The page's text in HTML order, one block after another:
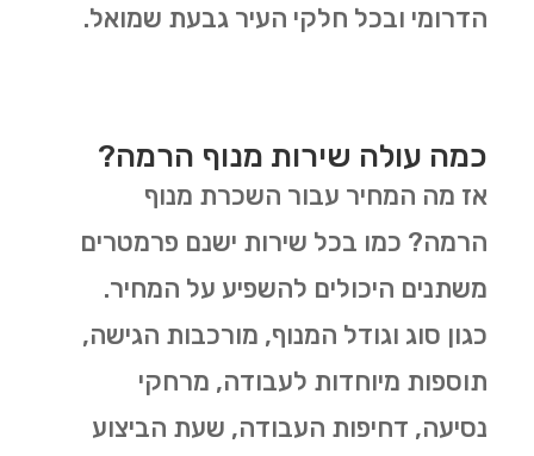
הדרומי ובכל חלקי העיר גבעת שמואל.
כמה עולה שירות מנוף הרמה?
אז מה המחיר עבור השכרת מנוף
הרמה? כמו בכל שירות ישנם פרמטרים
משתנים היכולים להשפיע על המחיר.
כגון סוג וגודל המנוף, מורכבות הגישה,
תוספות מיוחדות לעבודה, מרחקי
נסיעה, דחיפות העבודה, שעת הביצוע